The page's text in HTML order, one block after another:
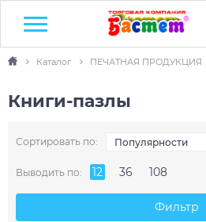
Каталог ПЕЧАТНАЯ ПРОДУКЦИЯ
Книги-пазлы
Сортировать по: Популярности
Выводить по: 12 36 108
Фильтр